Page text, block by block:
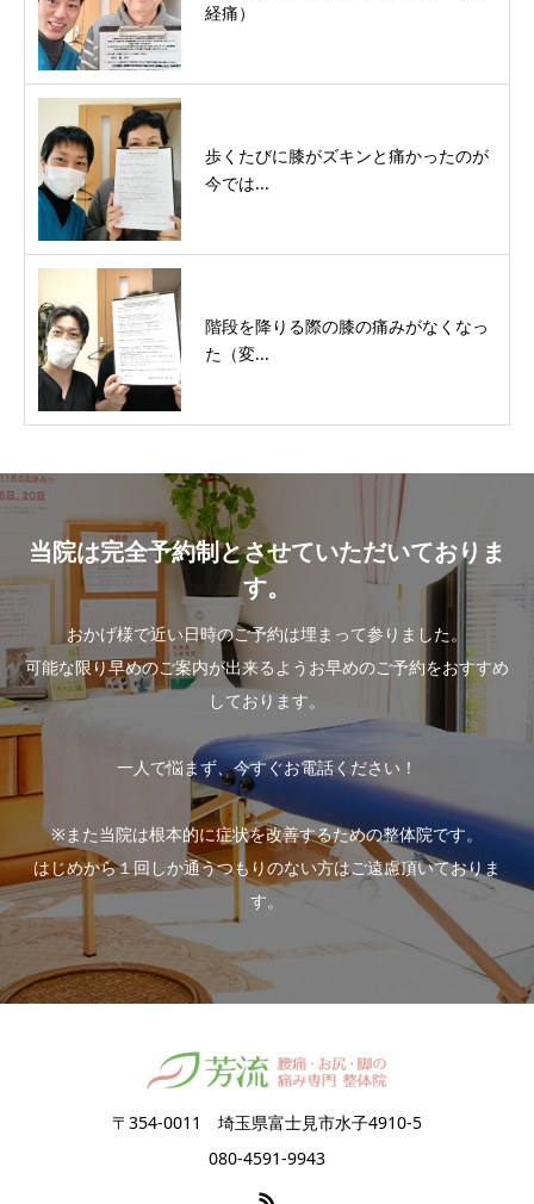
経痛）
歩くたびに膝がズキンと痛かったのが
今では...
階段を降りる際の膝の痛みがなくなっ
た（変...
当院は完全予約制とさせていただいておりま
す。
おかげ様で近い日時のご予約は埋まって参りました。
可能な限り早めのご案内が出来るようお早めのご予約をおすすめ
しております。
一人で悩まず、今すぐお電話ください！
※また当院は根本的に症状を改善するための整体院です。
はじめから１回しか通うつもりのない方はご遠慮頂いておりま
す。
〒354-0011 埼玉県富士見市水子4910-5
080-4591-9943